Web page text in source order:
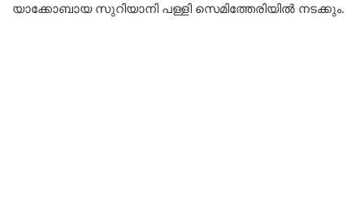
യാക്കോബായ സുറിയാനി പള്ളി സെമിത്തേരിയിൽ നടക്കും.